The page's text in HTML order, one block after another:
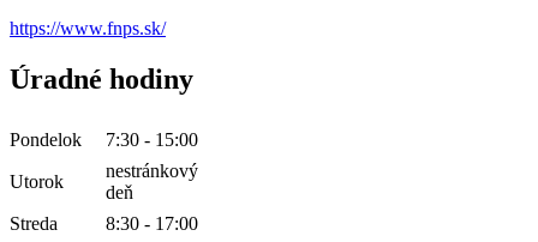
https://www.fnps.sk/
Úradné hodiny
Pondelok 7:30 - 15:00
Utorok
nestránkový
deň
Streda
8:30 - 17:00